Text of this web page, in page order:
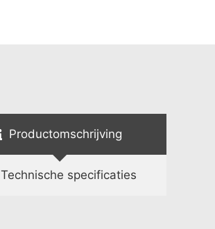
Productomschrijving
Technische specificaties